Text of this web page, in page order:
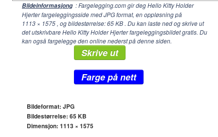
Bildeinformasjong : Fargelegging.com gir deg Hello Kitty Holder
Hjerter fargeleggingsside med JPG format, en oppløsning på
1113 × 1575 , og bildestørrelse: 65 KB . Du kan laste ned og skrive ut
det utskrivbare Hello Kitty Holder Hjerter fargeleggingsbildet gratis. Du
kan også fargelegge den online nederst på denne siden.
Skrive ut
Farge på nett
Bildeformat: JPG
Bildestørrelse: 65 KB
Dimensjon: 1113 × 1575